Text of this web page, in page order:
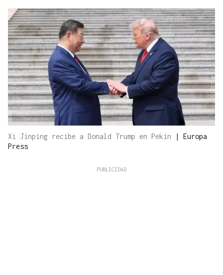
Xi Jinping recibe a Donald Trump en Pekín | Europa
Press